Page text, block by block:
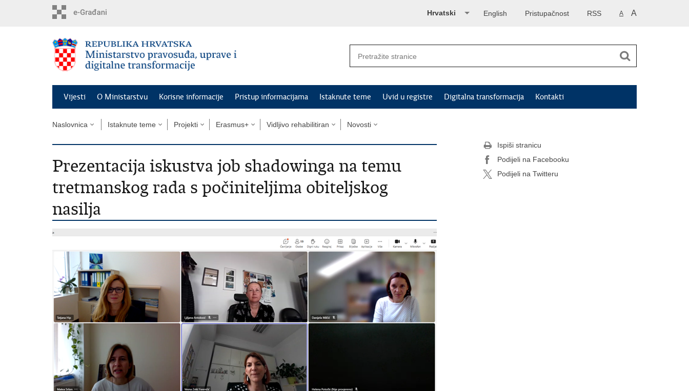
A A
RSS
Pristupačnost
English
Hrvatski
Vijesti O Ministarstvu Korisne informacije Pristup informacijama Istaknute teme Uvid u registre Digitalna transformacija Kontakti
Naslovnica Istaknute teme Projekti Erasmus+ Vidljivo rehabilitiran Novosti
Prezentacija iskustva job shadowinga na temu
tretmanskog rada s počiniteljima obiteljskog
nasilja
Ispiši stranicu
Podijeli na Facebooku
Podijeli na Twitteru